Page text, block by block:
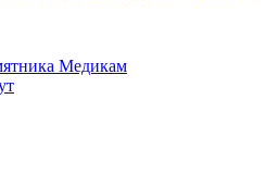
Медикам